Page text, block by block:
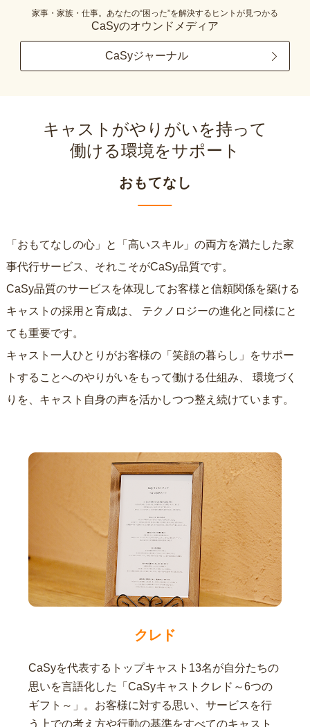
家事・家族・仕事。あなたの“困った”を解決するヒントが見つかる
CaSyのオウンドメディア
CaSyジャーナル
キャストがやりがいを持って
働ける環境をサポート
おもてなし
「おもてなしの心」と「高いスキル」の両方を満たした家
事代行サービス、それこそがCaSy品質です。
CaSy品質のサービスを体現してお客様と信頼関係を築ける
キャストの採用と育成は、
ても重要です。
キャスト一人ひとりがお客様の「笑顔の暮らし」をサポー
トすることへのやりがいをもって働ける仕組み、
りを、キャスト自身の声を活かしつつ整え続けています。
クレド
CaSyを代表するトップキャスト13名が自分たちの
思いを言語化した「CaSyキャストクレド～6つの
ギフト～」。お客様に対する思い、サービスを行
う上での考え方や行動の基準をすべてのキャスト